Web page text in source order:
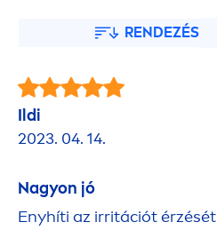
RENDEZÉS
Ildi
2023. 04. 14.
Nagyon jó
Enyhíti az irritációt érzését